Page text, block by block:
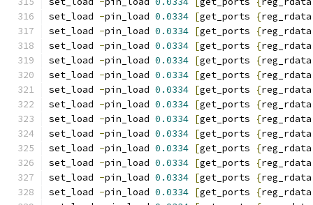
set_load -pin_load 0.0334 [get_ports {reg_rdata
set_load -pin_load 0.0334 [get_ports {reg_rdata
set_load -pin_load 0.0334 [get_ports {reg_rdata
set_load -pin_load 0.0334 [get_ports {reg_rdata
set_load -pin_load 0.0334 [get_ports {reg_rdata
set_load -pin_load 0.0334 [get_ports {reg_rdata
set_load -pin_load 0.0334 [get_ports {reg_rdata
set_load -pin_load 0.0334 [get_ports {reg_rdata
set_load -pin_load 0.0334 [get_ports {reg_rdata
set_load -pin_load 0.0334 [get_ports {reg_rdata
set_load -pin_load 0.0334 [get_ports {reg_rdata
set_load -pin_load 0.0334 [get_ports {reg_rdata
set_load -pin_load 0.0334 [get_ports {reg_rdata